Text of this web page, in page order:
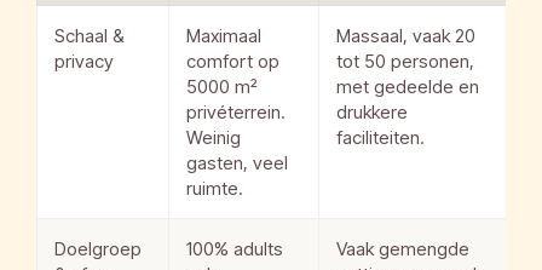
Schaal &
privacy
Maximaal
comfort op
5000 m²
privéterrein.
Weinig
gasten, veel
ruimte.
Massaal, vaak 20
tot 50 personen,
met gedeelde en
drukkere
faciliteiten.
Doelgroep
100% adults
Vaak gemengde